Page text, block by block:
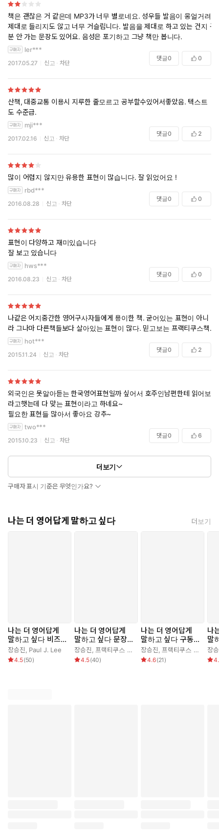
책은 괜찮은 거 같은데 MP3가 너무 별로네요. 성우들 발음이 웅얼거려서
제대로 들리지도 않고 너무 거슬립니다. 발음을 제대로 하고 있는 건지 구
분 안 가는 문장도 있어요. 음성은 포기하고 그냥 책만 봅니다.
ler***
2017.05.27 신고 차단
댓글0 0
산책, 대중교통 이용시 지루한 줄모르고 공부할수있어서좋았음. 텍스트
도 수준급.
mji***
2017.02.16 신고 차단
댓글0 2
많이 어렵지 않지만 유용한 표현이 많습니다. 잘 읽었어요 !
rbd***
2016.08.28 신고 차단
댓글0 0
표현이 다양하고 재미있습니다
잘 보고 있습니다
hws***
2016.08.23 신고 차단
댓글0 0
나같은 어지중간한 영어구사자들에게 용이한 책. 굳어있는 표현이 아니
라 그나마 다른책들보다 살아있는 표현이 많다. 믿고보는 프랙티쿠스책.
hot***
2015.11.24 신고 차단
댓글0 2
외국인은 못알아듣는 한국영어표현일까 싶어서 호주인남편한테 읽어보
라고햇는데 다 맞는 표현이라고 하네요~
필요한 표현들 많아서 좋아요 강추~
two***
2015.10.23 신고 차단
댓글0 6
더보기
구매자 표시 기준은 무엇인가요?
나는 더 영어답게 말하고 싶다 더보기
나는 더 영어답게
말하고 싶다 비즈니
스 편
장승진, Paul J. Lee
4.5(50)
나는 더 영어답게
말하고 싶다 문장만
들기 편
장승진,프랙티쿠스 연구팀
4.5(40)
나는 더 영어답게
말하고 싶다 구동사
편
장승진,프랙티쿠스 연구팀
4.6(21 )
나
말
슈
장